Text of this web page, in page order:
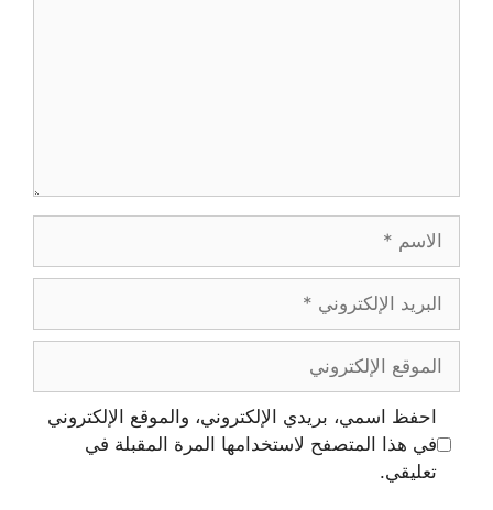
الاسم
البريد
الإلكتروني
الموقع
الإلكتروني
احفظ اسمي، بريدي الإلكتروني، والموقع الإلكتروني
في هذا المتصفح لاستخدامها المرة المقبلة في
تعليقي.